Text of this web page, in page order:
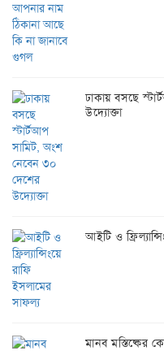
ঢাকায় বসছে
উদ্যোক্তা
আইটি ও
মানব মস্তিষ্কের